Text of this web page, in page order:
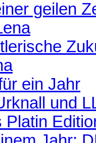
geilen
ein Jahr
und
Platin